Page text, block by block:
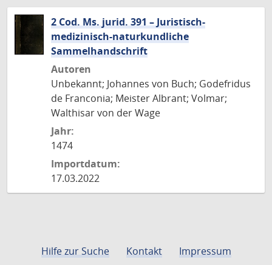
2 Cod. Ms. jurid. 391 – Juristisch-
medizinisch-naturkundliche
Sammelhandschrift
Autoren
Unbekannt; Johannes von Buch; Godefridus
de Franconia; Meister Albrant; Volmar;
Walthisar von der Wage
Jahr:
1474
Importdatum:
17.03.2022
Hilfe zur Suche Kontakt
Impressum